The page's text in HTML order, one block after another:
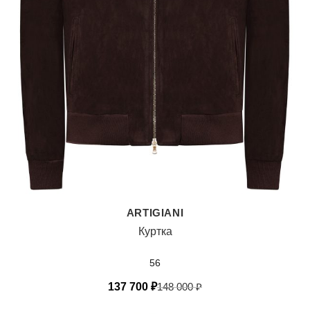
ARTIGIANI
Куртка
56
148 000₽
137 700 ₽